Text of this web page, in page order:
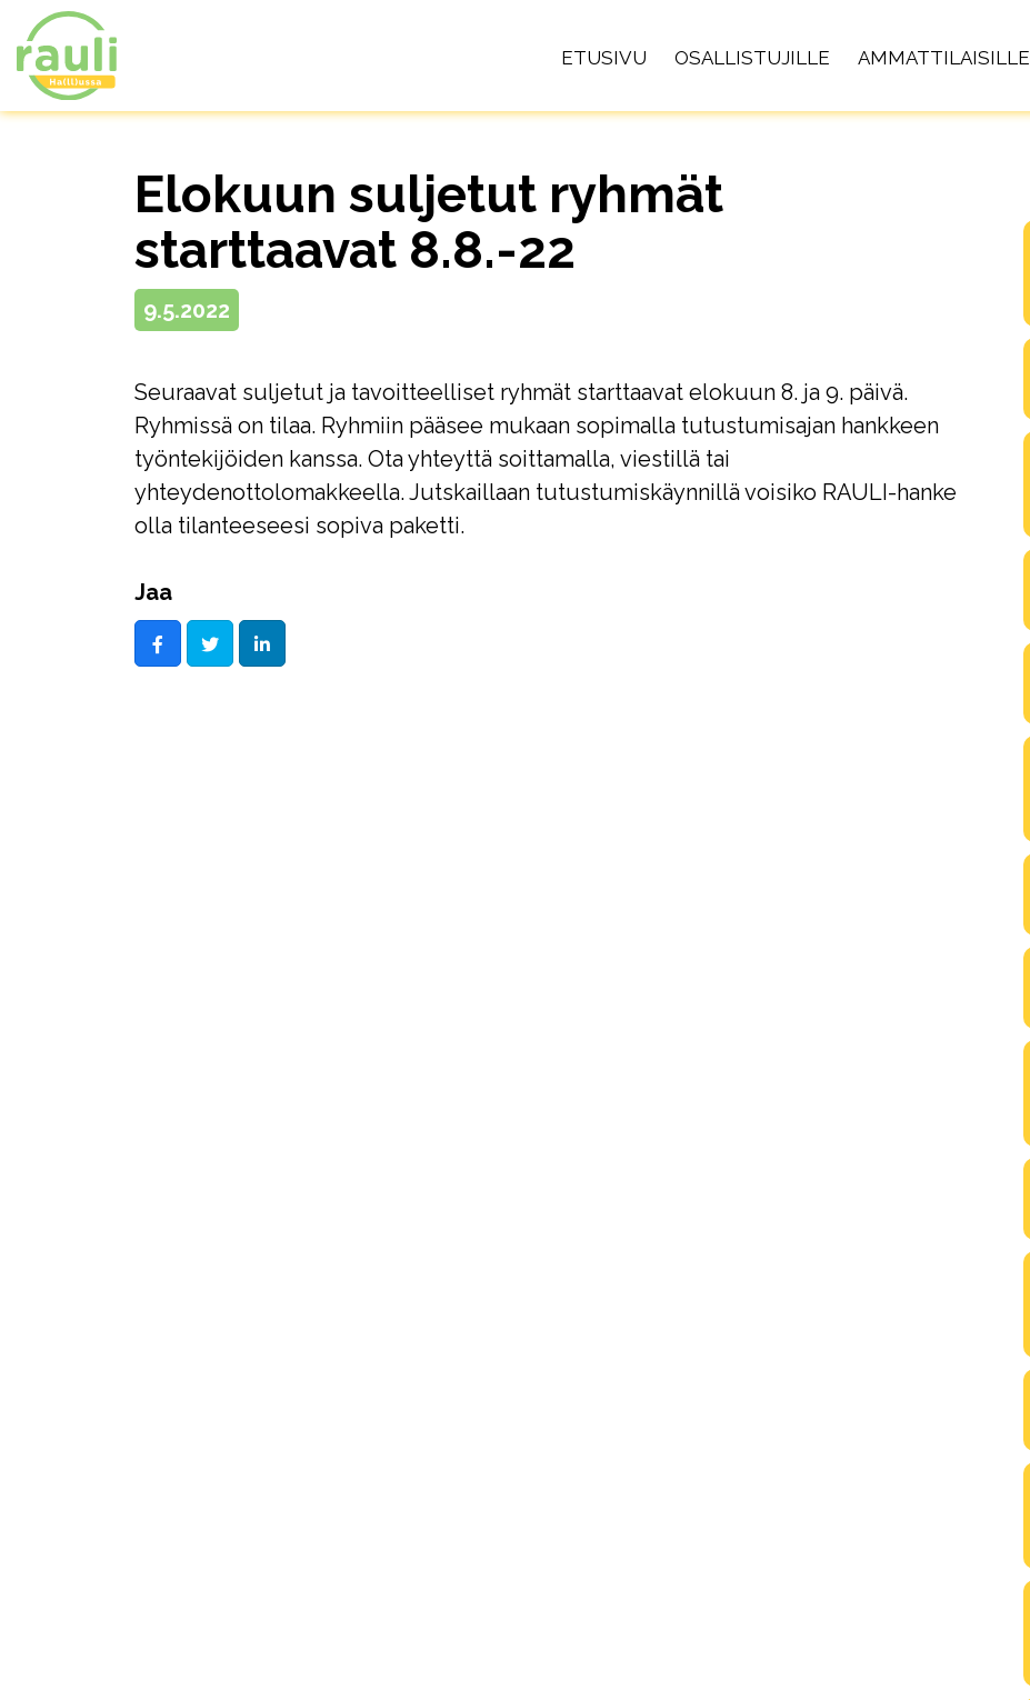
ETUSIVU OSALLISTUJILLE AMMATTILAISILLE
Elokuun suljetut ryhmät
starttaavat 8.8.-22
9.5.2022
Seuraavat suljetut ja tavoitteelliset ryhmät starttaavat elokuun 8. ja 9. päivä.
Ryhmissä on tilaa. Ryhmiin pääsee mukaan sopimalla tutustumisajan hankkeen
työntekijöiden kanssa. Ota yhteyttä soittamalla, viestillä tai
yhteydenottolomakkeella. Jutskaillaan tutustumiskäynnillä voisiko RAULI-hanke
olla tilanteeseesi sopiva paketti.
Jaa